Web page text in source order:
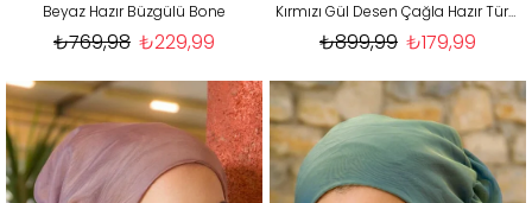
Beyaz Hazır Büzgülü Bone
₺229,99
₺769,98
Kırmızı Gül Desen Çağla Hazır Türban
₺179,99
₺899,99